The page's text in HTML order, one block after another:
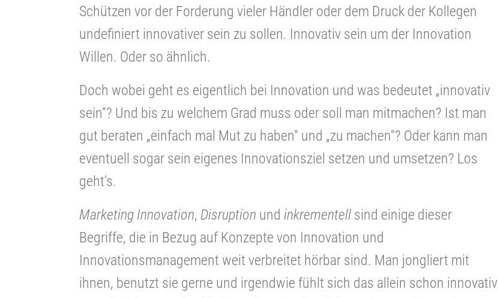
Schützen vor der Forderung vieler Händler oder dem Druck der Kollegen
undefiniert innovativer sein zu sollen. Innovativ sein um der Innovation
Willen. Oder so ähnlich.
Doch wobei geht es eigentlich bei Innovation und was bedeutet „innovativ
sein“? Und bis zu welchem Grad muss oder soll man mitmachen? Ist man
gut beraten „einfach mal Mut zu haben“ und „zu machen“? Oder kann man
eventuell sogar sein eigenes Innovationsziel setzen und umsetzen? Los
geht’s.
Marketing Innovation, Disruption und inkrementell sind einige dieser
Begriffe, die in Bezug auf Konzepte von Innovation und
Innovationsmanagement weit verbreitet hörbar sind. Man jongliert mit
ihnen, benutzt sie gerne und irgendwie fühlt sich das allein schon innovativ